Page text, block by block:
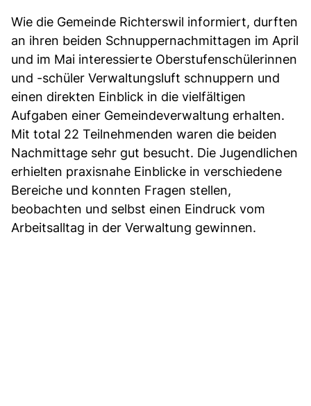
Wie die Gemeinde Richterswil informiert, durften
an ihren beiden Schnuppernachmittagen im April
und im Mai interessierte Oberstufenschülerinnen
und -schüler Verwaltungsluft schnuppern und
einen direkten Einblick in die vielfältigen
Aufgaben einer Gemeindeverwaltung erhalten.
Mit total 22 Teilnehmenden waren die beiden
Nachmittage sehr gut besucht. Die Jugendlichen
erhielten praxisnahe Einblicke in verschiedene
Bereiche und konnten Fragen stellen,
beobachten und selbst einen Eindruck vom
Arbeitsalltag in der Verwaltung gewinnen.